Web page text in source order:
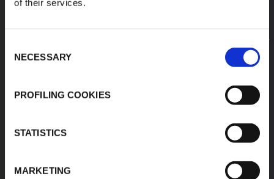
of their services.
Selection
NECESSARY
PROFILING COOKIES
STATISTICS
MARKETING